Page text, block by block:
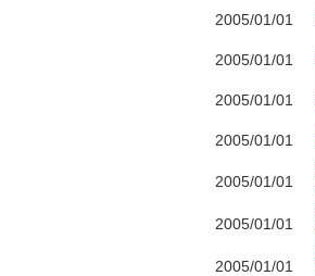
2005/01/01
2005/01/01
2005/01/01
2005/01/01
2005/01/01
2005/01/01
2005/01/01